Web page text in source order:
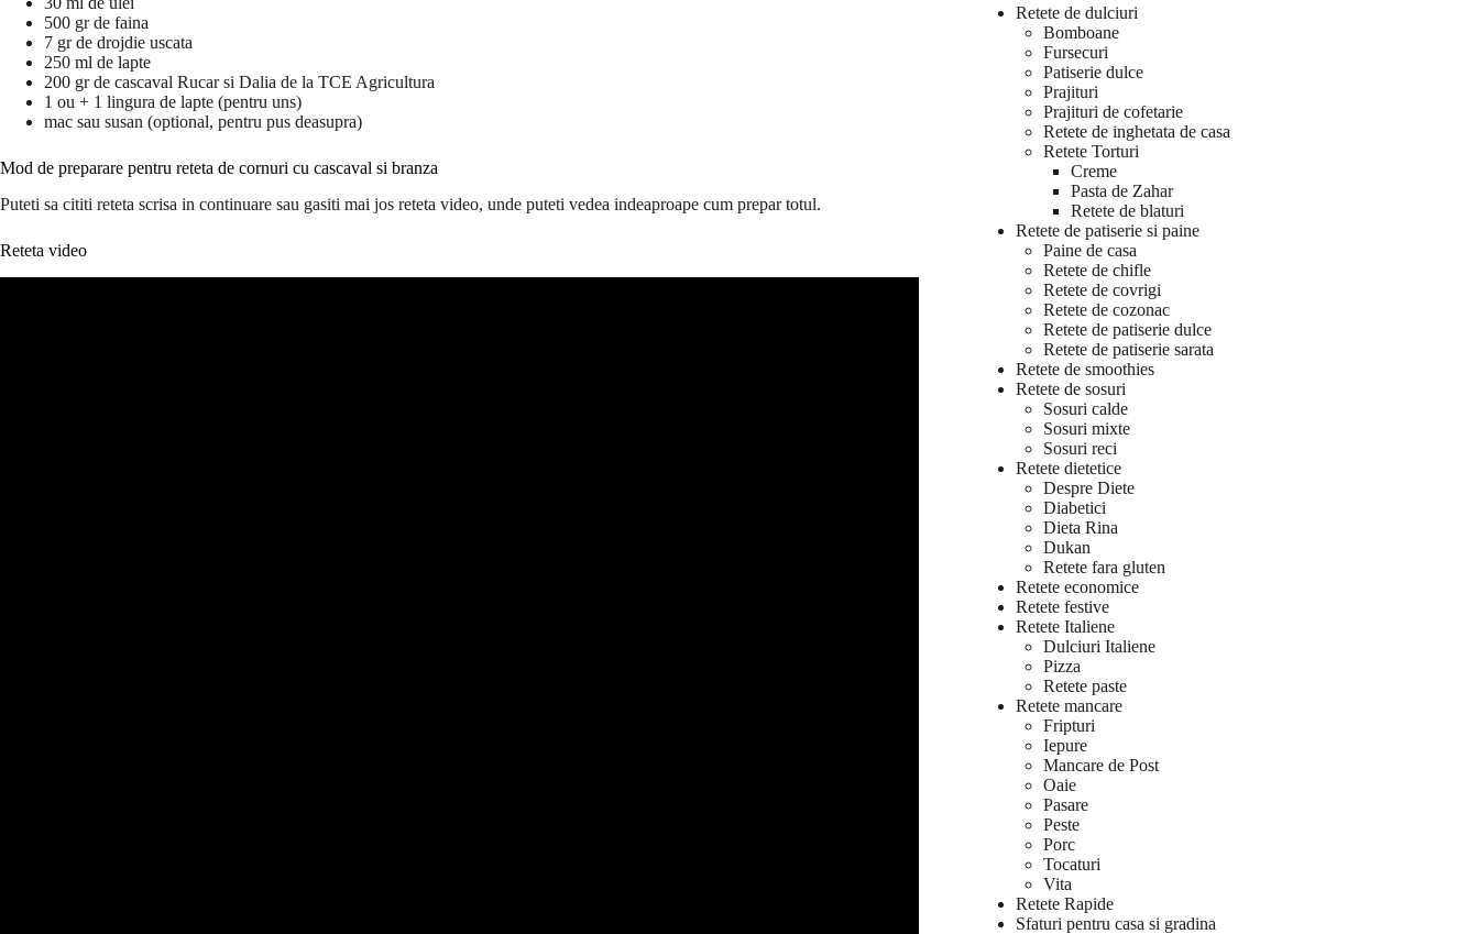
500 gr de faina
7 gr de drojdie uscata
250 ml de lapte
200 gr de cascaval Rucar si Dalia de la TCE Agricultura
1 ou + 1 lingura de lapte (pentru uns)
mac sau susan (optional, pentru pus deasupra)
Mod de preparare pentru reteta de cornuri cu cascaval si branza
Puteti sa cititi reteta scrisa in continuare sau gasiti mai jos reteta video, unde puteti vedea indeaproape cum prepar totul.
Reteta video
Retete de dulciuri
Bomboane
Fursecuri
Patiserie dulce
Prajituri
Prajituri de cofetarie
Retete de inghetata de casa
Retete Torturi
Creme
Pasta de Zahar
Retete de blaturi
Retete de patiserie si paine
Paine de casa
Retete de chifle
Retete de covrigi
Retete de cozonac
Retete de patiserie dulce
Retete de patiserie sarata
Retete de smoothies
Retete de sosuri
Sosuri calde
Sosuri mixte
Sosuri reci
Retete dietetice
Despre Diete
Diabetici
Dieta Rina
Dukan
Retete fara gluten
Retete economice
Retete festive
Retete Italiene
Dulciuri Italiene
Pizza
Retete paste
Retete mancare
Fripturi
Iepure
Mancare de Post
Oaie
Pasare
Peste
Porc
Tocaturi
Vita
Retete Rapide
Sfaturi pentru casa si gradina